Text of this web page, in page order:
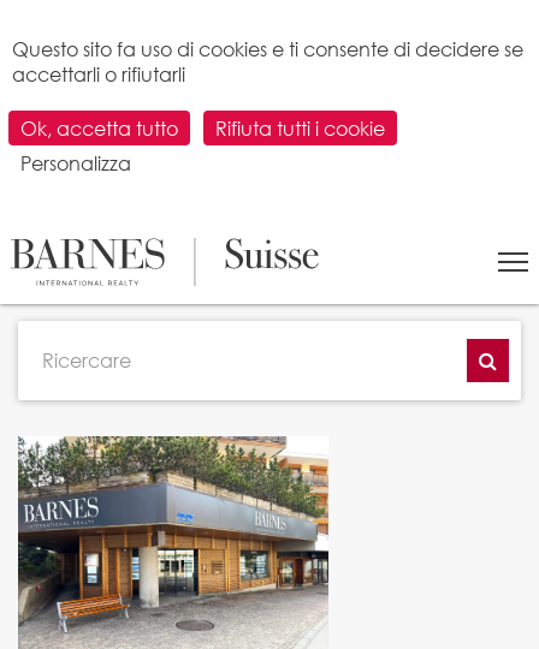
TUTTI GLI ARTICOLI
Questo sito fa uso di cookies e ti consente di decidere se
accettarli o rifiutarli
Ok, accetta tutto
Rifiuta tutti i cookie
Personalizza